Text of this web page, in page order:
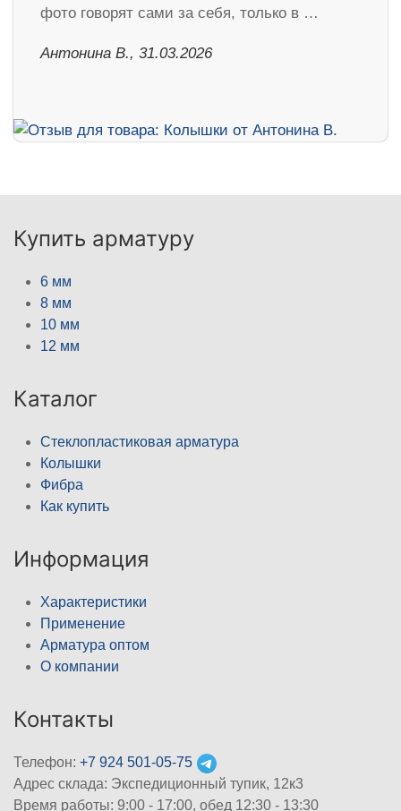
фото говорят сами за себя, только в …
Антонина В., 31.03.2026
Купить арматуру
6 мм
8 мм
10 мм
12 мм
Каталог
Стеклопластиковая арматура
Колышки
Фибра
Как купить
Информация
Характеристики
Применение
Арматура оптом
О компании
Контакты
Телефон: +7 924 501-05-75
Адрес склада: Экспедиционный тупик, 12к3
Время работы: 9:00 - 17:00, обед 12:30 - 13:30